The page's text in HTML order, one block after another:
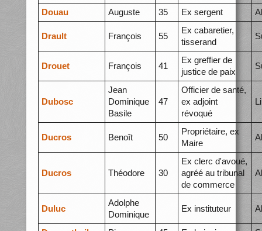
Douau Auguste 35 Ex sergent
Drault François 55
Ex cabaretier,
tisserand
Drouet François 41
Ex greffier de
justice de paix
Dubosc
Jean
Dominique
Basile
47
Officier de santé,
ex adjoint
révoqué
Ducros Benoît 50
Propriétaire, ex
Maire
Ducros Théodore 30
Ex clerc d'avoué,
agréé au tribunal
de commerce
Duluc
Adolphe
Dominique
Ex instituteur